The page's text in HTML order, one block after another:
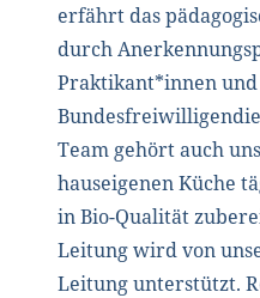
erfährt das
durch
Praktikant*innen und
Team gehört auch
hauseigenen Küche
in Bio-Qualität
Leitung wird von
Leitung unterstützt.